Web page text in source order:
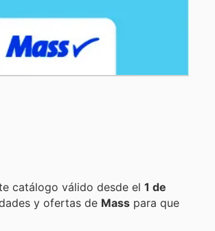
catálogo válido desde el 1 de
y ofertas de Mass para que